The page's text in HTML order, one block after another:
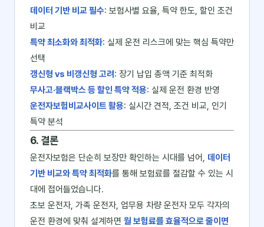
데이터 기반 비교 필수: 보험사별 요율, 특약 한도, 할인 조건
비교
특약 최소화와 최적화: 실제 운전 리스크에 맞는 핵심 특약만
선택
갱신형 vs 비갱신형 고려 : 장기 납입 총액 기준 최적화
무사고·블랙박스 등 할인 특약 적용: 실제 운전 환경 반영
운전자보험비교사이트 활용: 실시간 견적, 조건 비교, 인기
특약 분석
6. 결론
운전자보험은 단순히 보장만 확인하는 시대를 넘어, 데이터
기반 비교와 특약 최적화를 통해 보험료를 절감할 수 있는 시
대에 접어들었습니다.
초보 운전자, 가족 운전자, 업무용 차량 운전자 모두 각자의
운전 환경에 맞춰 설계하면 월 보험료를 효율적으로 줄이면